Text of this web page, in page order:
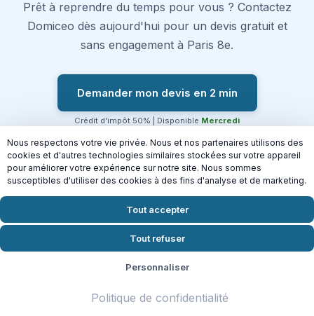
Prêt à reprendre du temps pour vous ? Contactez
Domiceo dès aujourd'hui pour un devis gratuit et
sans engagement à Paris 8e.
Demander mon devis en 2 min
Crédit d'impôt 50% | Disponible Mercredi
Connectez-vous aussi à nos
autres services
Nous respectons votre vie privée. Nous et nos partenaires utilisons des
cookies et d'autres technologies similaires stockées sur votre appareil
pour améliorer votre expérience sur notre site. Nous sommes
susceptibles d'utiliser des cookies à des fins d'analyse et de marketing.
Tout accepter
Tout refuser
Personnaliser
Politique de confidentialité